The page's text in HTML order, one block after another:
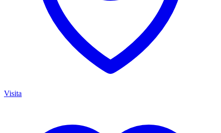
Visita